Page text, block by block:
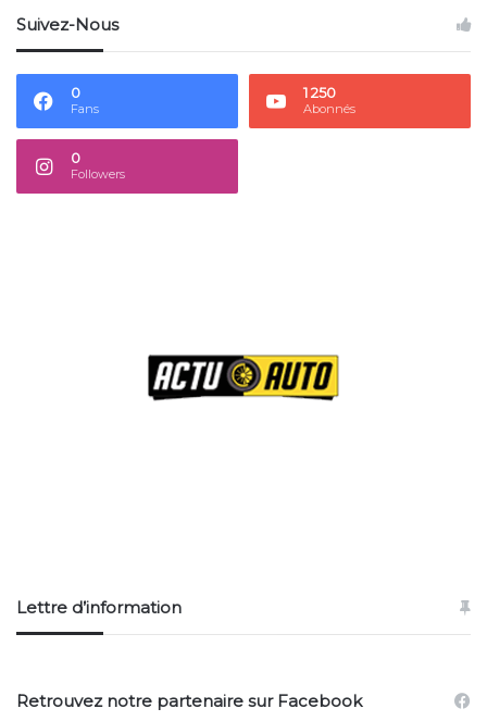
v
o
t
a
r
Suivez-Nous
0
Fans
1 250
Abonnés
0
Followers
Lettre d’information
Retrouvez notre partenaire sur Facebook